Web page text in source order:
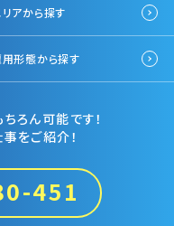
アから探す
用形態から探す
ろん可能です！
をご紹介！
451